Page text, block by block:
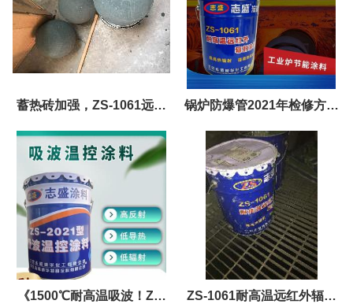
蓄热砖加强，ZS-1061远红
外陶瓷辐射涂料，黑体节能
锅炉防爆管2021年检修方便
节约成本设备使用寿命长的
拷贝
《1500℃耐高温吸波！ZS- ZS-1061耐高温远红外辐射